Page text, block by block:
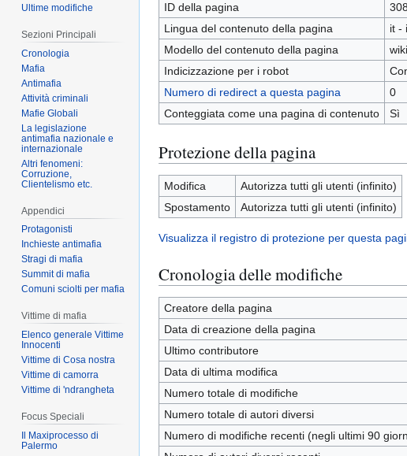
ID della pagina
Lingua del contenuto della pagina
it -
Modello del contenuto della pagina
Indicizzazione per i robot
Numero di redirect a questa pagina
0
Conteggiata come una pagina di contenuto
Sì
Protezione della pagina
Modifica
Autorizza tutti gli utenti (infinito)
Spostamento
Autorizza tutti gli utenti (infinito)
Visualizza il registro di protezione per questa
Cronologia delle modifiche
Creatore della pagina
Data di creazione della pagina
Ultimo contributore
Data di ultima modifica
Numero totale di modifiche
Numero totale di autori diversi
Numero di modifiche recenti (negli ultimi 90
Ultime modifiche
Sezioni Principali
Cronologia
Mafia
Antimafia
Attività criminali
Mafie Globali
La legislazione
antimafia nazionale e
internazionale
Altri fenomeni:
Corruzione,
Clientelismo etc.
Appendici
Protagonisti
Inchieste antimafia
Stragi di mafia
Summit di mafia
Comuni sciolti per mafia
Vittime di mafia
Elenco generale Vittime
Innocenti
Vittime di Cosa nostra
Vittime di camorra
Vittime di 'ndrangheta
Focus Speciali
Il Maxiprocesso di
Palermo